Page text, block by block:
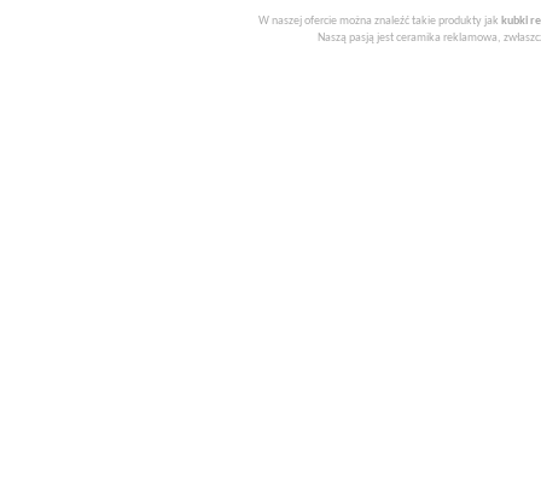
W naszej ofercie można znaleźć takie produkty jak kubki
Naszą pasją jest ceramika reklamowa,